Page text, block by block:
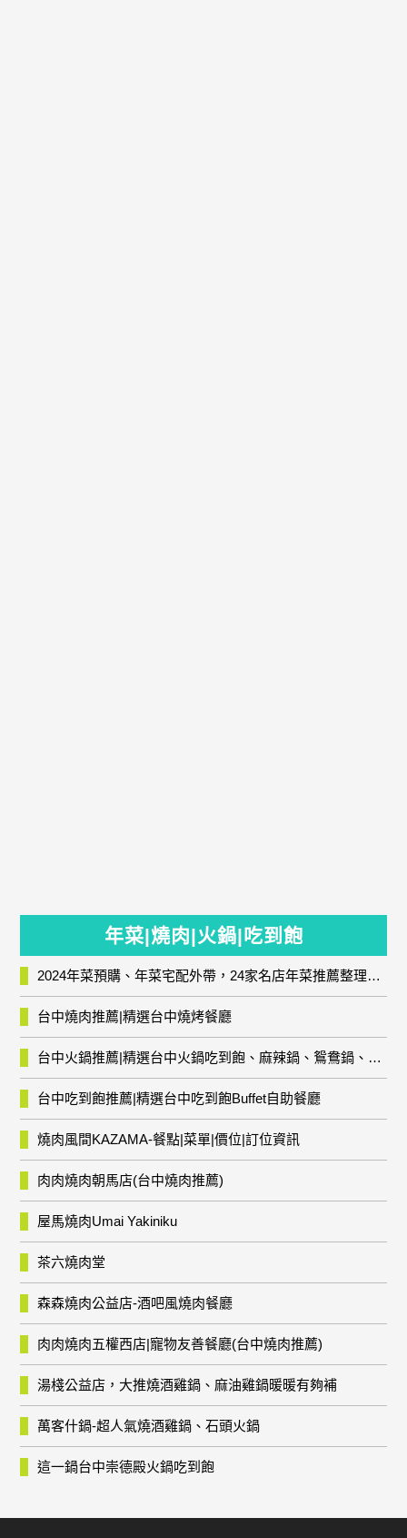
年菜|燒肉|火鍋|吃到飽
2024年菜預購、年菜宅配外帶，24家名店年菜推薦整理，圍爐輕鬆上菜團圓趣
台中燒肉推薦|精選台中燒烤餐廳
台中火鍋推薦|精選台中火鍋吃到飽、麻辣鍋、鴛鴦鍋、石頭火鍋、酸菜白肉鍋、海鮮鍋、燒酒雞、麻油雞、壽喜燒等熱門人氣火鍋店!
台中吃到飽推薦|精選台中吃到飽Buffet自助餐廳
燒肉風間KAZAMA-餐點|菜單|價位|訂位資訊
肉肉燒肉朝馬店(台中燒肉推薦)
屋馬燒肉Umai Yakiniku
茶六燒肉堂
森森燒肉公益店-酒吧風燒肉餐廳
肉肉燒肉五權西店|寵物友善餐廳(台中燒肉推薦)
湯棧公益店，大推燒酒雞鍋、麻油雞鍋暖暖有夠補
萬客什鍋-超人氣燒酒雞鍋、石頭火鍋
這一鍋台中崇德殿火鍋吃到飽